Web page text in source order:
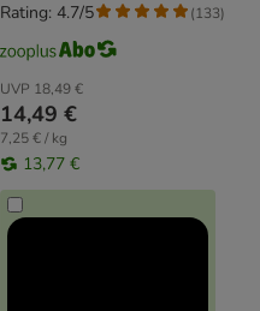
UVP 18,49 €
14,49 €
7,25 € / kg
13,77 €
Rating: 4.7/5 (133)